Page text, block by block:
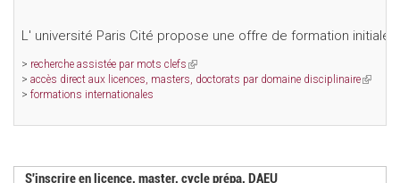
L' université Paris Cité propose une offre de formation
> recherche assistée par mots clefs (link
is
> accès direct aux licences, masters, doctorats par domaine disciplinaire(link
> formations internationales
S'inscrire en licence, master, cycle prépa, DAEU